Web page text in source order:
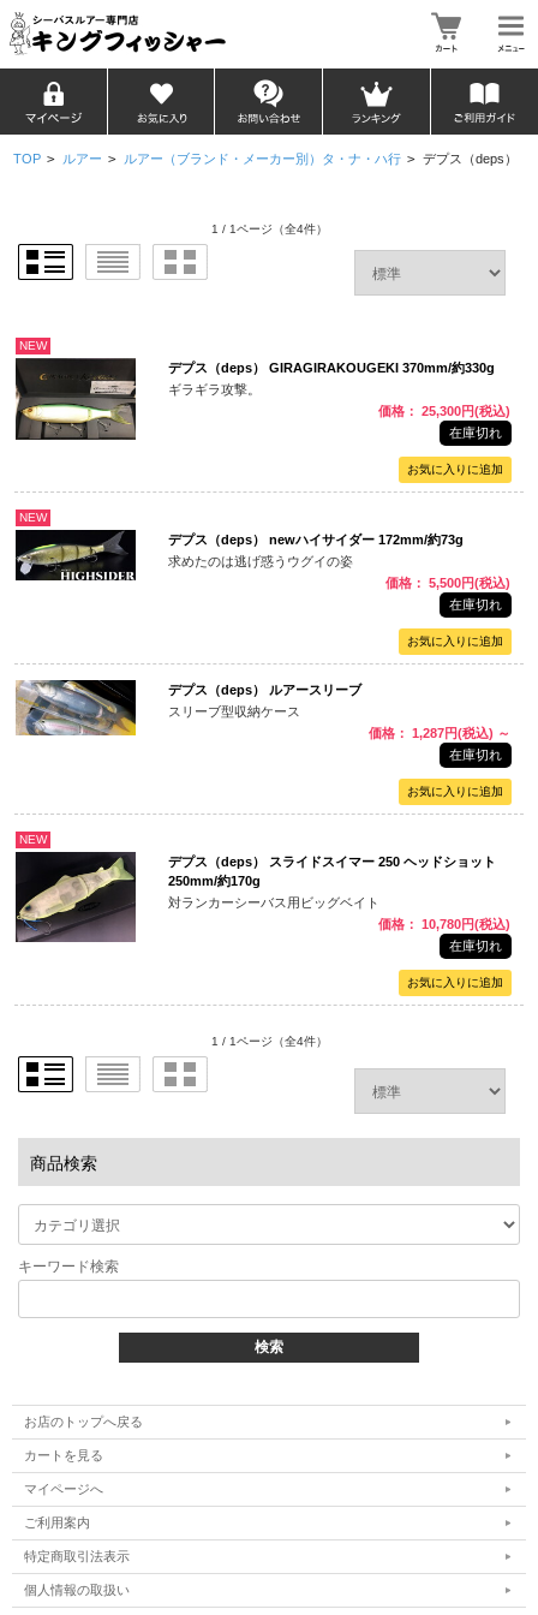
TOP > ルアー > ルアー（ブランド・メーカー別）タ・ナ・ハ行 > デプス（deps）
1 / 1ページ （全4件）
NEW
デプス（deps） GIRAGIRAKOUGEKI 370mm/約330g
ギラギラ攻撃。
価格： 25,300円(税込)
在庫切れ
NEW
デプス（deps） newハイサイダー 172mm/約73g
求めたのは逃げ惑うウグイの姿
価格： 5,500円(税込)
在庫切れ
デプス（deps） ルアースリーブ
スリーブ型収納ケース
価格： 1,287円(税込) ～
在庫切れ
NEW
デプス（deps） スライドスイマー 250 ヘッドショット
250mm/約170g
対ランカーシーバス用ビッグベイト
価格： 10,780円(税込)
在庫切れ
1 / 1ページ （全4件）
商品検索
キーワード検索
お店のトップへ戻る
カートを見る
マイページへ
ご利用案内
特定商取引法表示
個人情報の取扱い